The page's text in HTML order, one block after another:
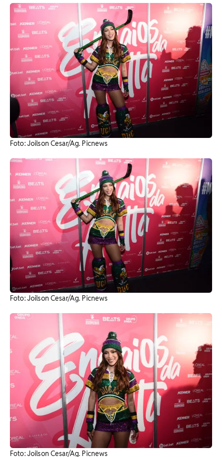
Foto: Joilson Cesar/Ag. Picnews
Foto: Joilson Cesar/Ag. Picnews
Foto: Joilson Cesar/Ag. Picnews